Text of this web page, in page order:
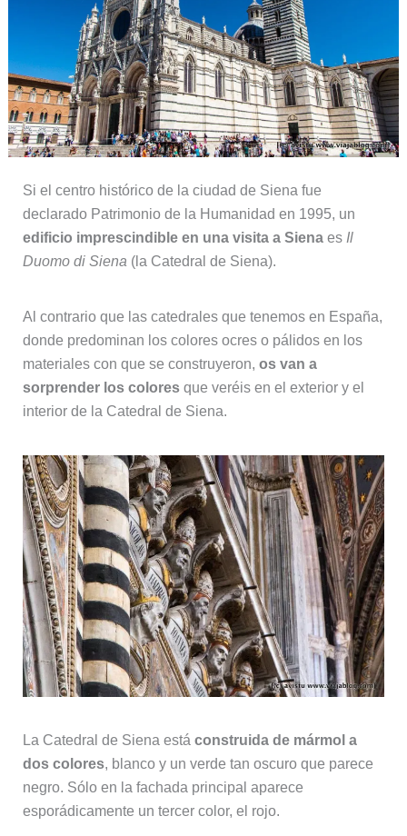
Si el centro histórico de la ciudad de Siena fue
declarado Patrimonio de la Humanidad en 1995, un
edificio imprescindible en una visita a Sienaes Il
Duomo di Siena (la Catedral de Siena).
Al contrario que las catedrales que tenemos en España,
donde predominan los colores ocres o pálidos en los
materiales con que se construyeron, os van a
sorprender los coloresque veréis en el exterior y el
interior de la Catedral de Siena.
La Catedral de Siena está construida de mármol a
dos colores, blanco y un verde tan oscuro que parece
negro. Sólo en la fachada principal aparece
esporádicamente un tercer color, el rojo.